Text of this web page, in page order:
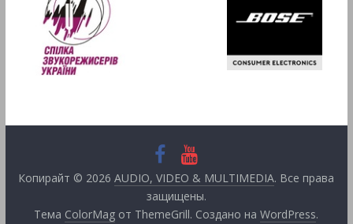
Копирайт © 2026AUDIO, VIDEO & MULTIMEDIA. Все права
защищены.
Тема ColorMag от ThemeGrill. Создано наWordPress.